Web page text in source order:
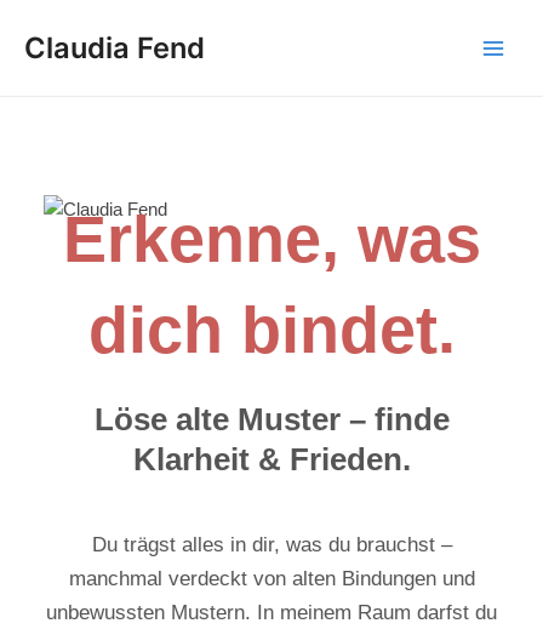
InhaltClaudia Fend
Erkenne, was
dich bindet.
Löse alte Muster – finde
Klarheit & Frieden.
Du trägst alles in dir, was du brauchst –
manchmal verdeckt von alten Bindungen und
unbewussten Mustern. In meinem Raum darfst du